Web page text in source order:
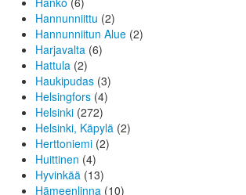
Hannunniittu (2)
Hannunniitun Alue (2)
Harjavalta (6)
Hattula (2)
Haukipudas (3)
Helsingfors (4)
Helsinki (272)
Helsinki, Käpylä (2)
Herttoniemi (2)
Huittinen (4)
Hyvinkää (13)
Hämeenlinna (10)